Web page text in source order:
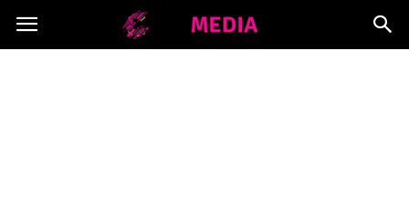
Copymedia.pl